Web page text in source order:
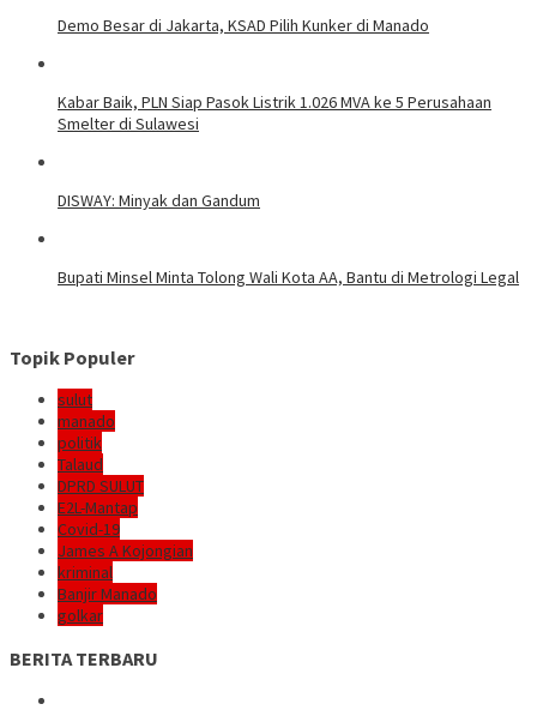
Demo Besar di Jakarta, KSAD Pilih Kunker di Manado
Kabar Baik, PLN Siap Pasok Listrik 1.026 MVA ke 5 Perusahaan
Smelter di Sulawesi
DISWAY: Minyak dan Gandum
Bupati Minsel Minta Tolong Wali Kota AA, Bantu di Metrologi Legal
Topik Populer
sulut
manado
politik
Talaud
DPRD SULUT
E2L-Mantap
Covid-19
James A Kojongian
kriminal
Banjir Manado
golkar
BERITA TERBARU